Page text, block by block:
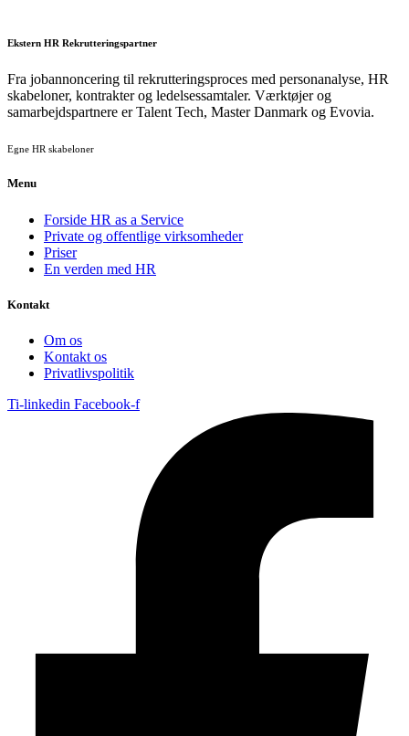
Ekstern HR Rekrutteringspartner
Fra jobannoncering til rekrutteringsproces med personanalyse, HR
skabeloner, kontrakter og ledelsessamtaler. Værktøjer og
samarbejdspartnere er Talent Tech, Master Danmark og Evovia.
Egne HR skabeloner
Menu
Forside HR as a Service
Private og offentlige virksomheder
Priser
En verden med HR
Kontakt
Om os
Kontakt os
Privatlivspolitik
Ti-linkedin Facebook-f